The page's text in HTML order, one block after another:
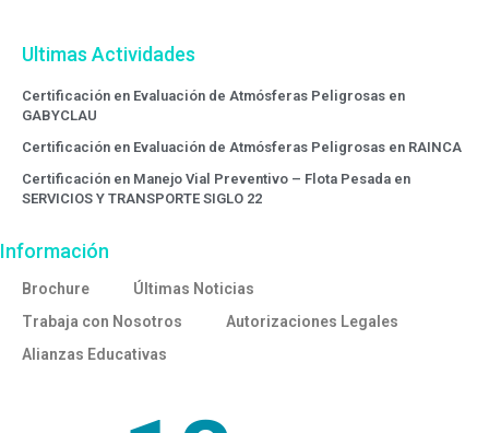
Ultimas Actividades
Certificación en Evaluación de Atmósferas Peligrosas en
GABYCLAU
Certificación en Evaluación de Atmósferas Peligrosas en RAINCA
Certificación en Manejo Vial Preventivo – Flota Pesada en
SERVICIOS Y TRANSPORTE SIGLO 22
Información
Brochure
Últimas Noticias
Trabaja con Nosotros
Autorizaciones Legales
Alianzas Educativas